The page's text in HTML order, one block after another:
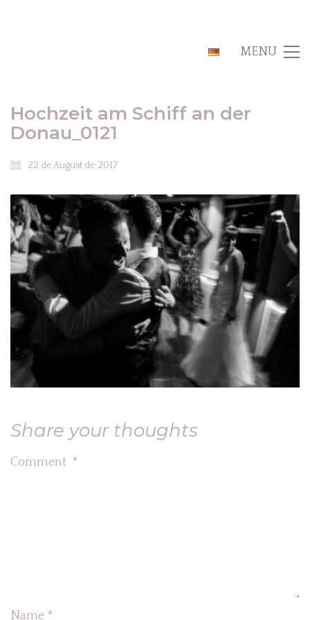
MENU
Hochzeit am Schiff an der
Donau_0121
22 de August de 2017
Share your thoughts
Comment *
Name *